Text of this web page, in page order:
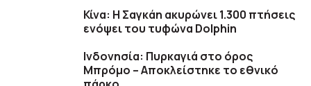
Κίνα: Η Σαγκάη ακυρώνει 1.300 πτήσεις
ενόψει του τυφώνα Dolphin
Ινδονησία: Πυρκαγιά στο όρος
Μπρόμο – Αποκλείστηκε το εθνικό